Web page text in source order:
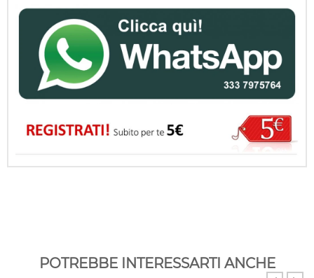
POTREBBE INTERESSARTI ANCHE